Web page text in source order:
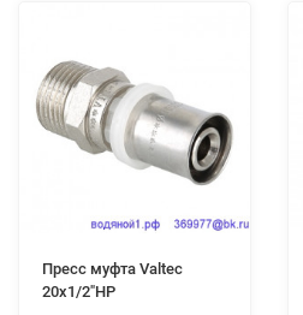
Пресс муфта Valtec
20х1/2"НР